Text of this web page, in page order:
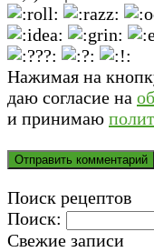
Нажимая на
даю согласие на
и принимаю
Поиск рецептов
Поиск:
Свежие записи